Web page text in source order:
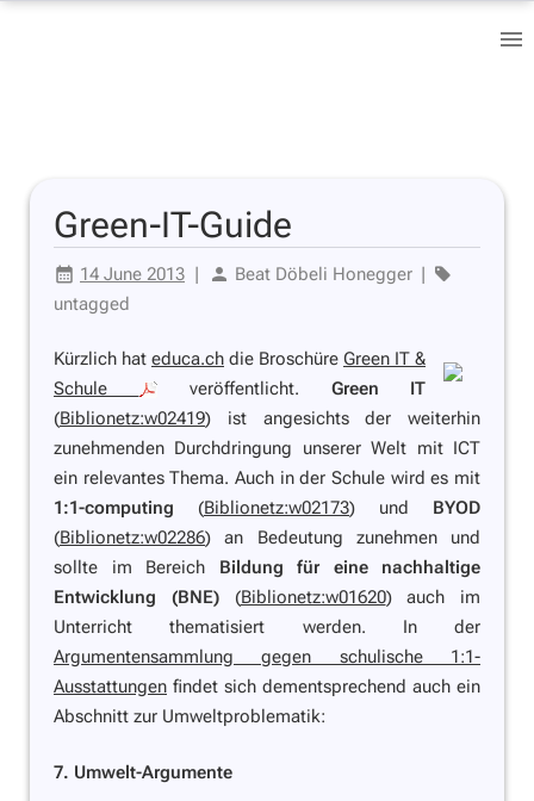
Green-IT-Guide
14 June 2013 | Beat Döbeli Honegger |
untagged
Kürzlich hat educa.ch die Broschüre Green IT &
Schule
veröffentlicht. Green IT
(Biblionetz:w02419) ist angesichts der weiterhin
zunehmenden Durchdringung unserer Welt mit ICT
ein relevantes Thema. Auch in der Schule wird es mit
1:1-computing (Biblionetz:w02173) und BYOD
(Biblionetz:w02286) an Bedeutung zunehmen und
sollte im Bereich Bildung für eine nachhaltige
Entwicklung (BNE)(Biblionetz:w01620) auch im
Unterricht thematisiert werden. In der
Argumentensammlung gegen schulische 1:1-
Ausstattungen findet sich dementsprechend auch ein
Abschnitt zur Umweltproblematik:
7. Umwelt-Argumente